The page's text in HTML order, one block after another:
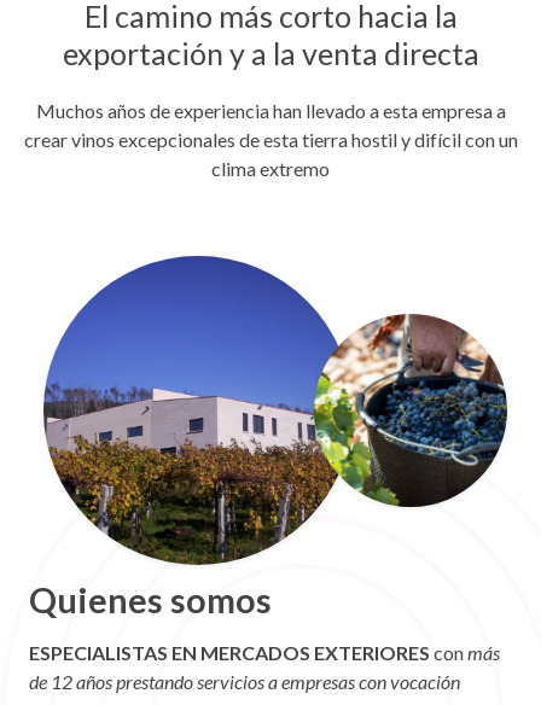
El camino más corto hacia la
exportación y a la venta directa
Muchos años de experiencia han llevado a esta empresa a
crear vinos excepcionales de esta tierra hostil y difícil con un
clima extremo
Quienes somos
ESPECIALISTAS EN MERCADOS EXTERIORES conmás
de 12 años prestando servicios a empresas con vocación